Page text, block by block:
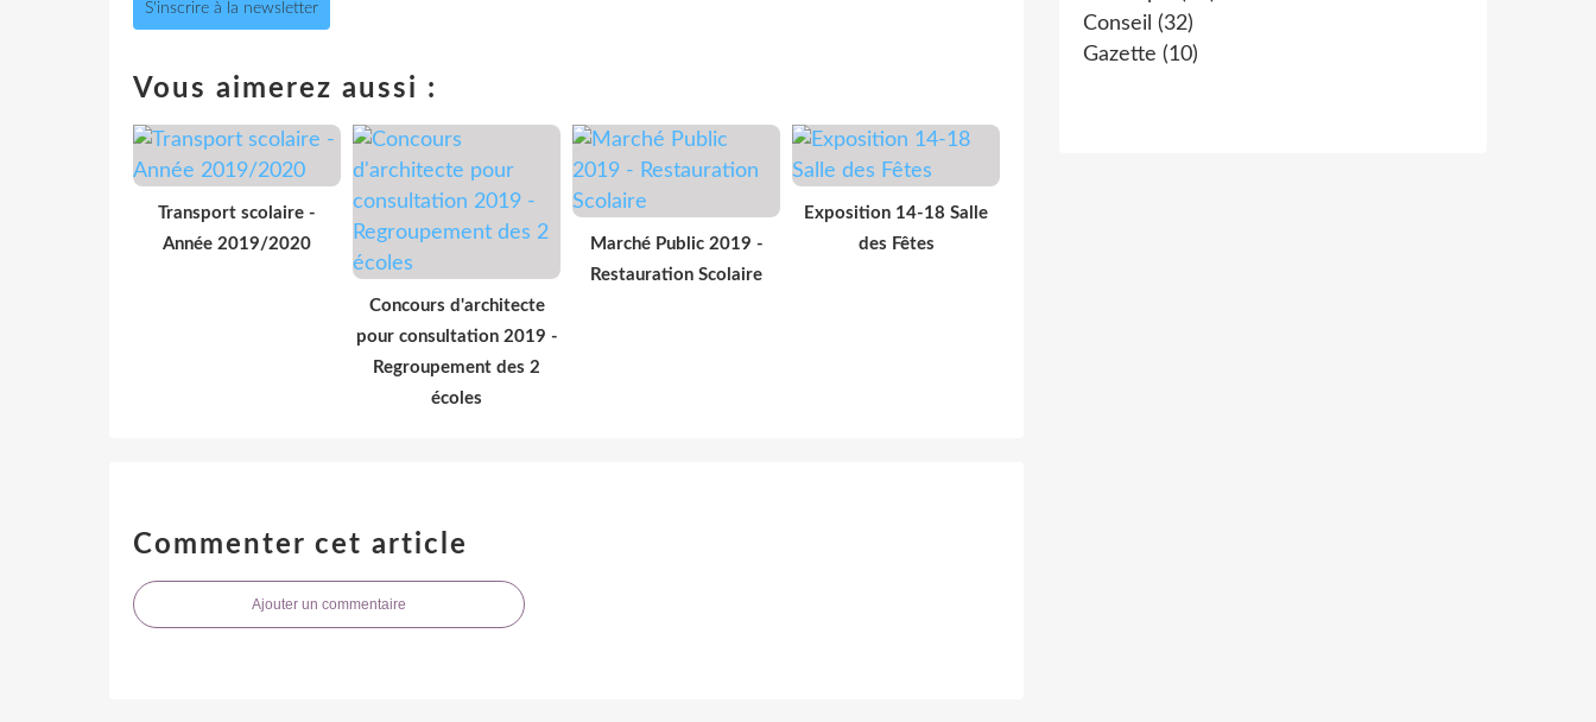
S'inscrire à la newsletter
Vous aimerez aussi :
Transport scolaire -
Année 2019/2020
Concours d'architecte
pour consultation 2019 -
Regroupement des 2
écoles
Marché Public 2019 -
Restauration Scolaire
Exposition 14-18 Salle
des Fêtes
Commenter cet article
Ajouter un commentaire
Conseil (32)
Gazette (10)